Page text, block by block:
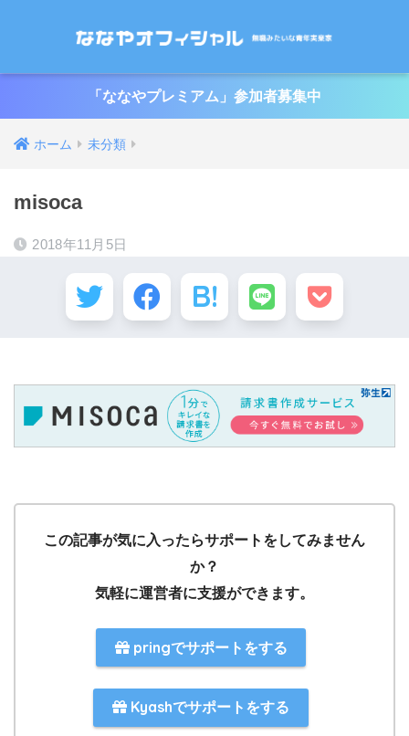
「ななやプレミアム」参加者募集中
ホーム 未分類
misoca
2018年11月5日
この記事が気に入ったらサポートをしてみません
か？
気軽に運営者に支援ができます。
pringでサポートをする
Kyashでサポートをする